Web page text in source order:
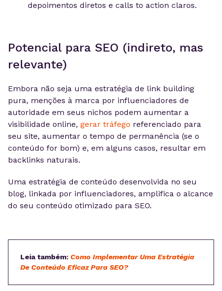
depoimentos diretos e calls to action claros.
Potencial para SEO (indireto, mas
relevante)
Embora não seja uma estratégia de link building
pura, menções à marca por influenciadores de
autoridade em seus nichos podem aumentar a
visibilidade online, gerar tráfego referenciado para
seu site, aumentar o tempo de permanência (se o
conteúdo for bom) e, em alguns casos, resultar em
backlinks naturais.
Uma estratégia de conteúdo desenvolvida no seu
blog, linkada por influenciadores, amplifica o alcance
do seu conteúdo otimizado para SEO.
Leia também: Como Implementar Uma Estratégia
De Conteúdo Eficaz Para SEO?